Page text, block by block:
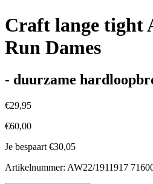
Craft lange tight
Run Dames
- duurzame
€29,95
€60,00
Je bespaart €30,05
Artikelnummer: AW22/1911917